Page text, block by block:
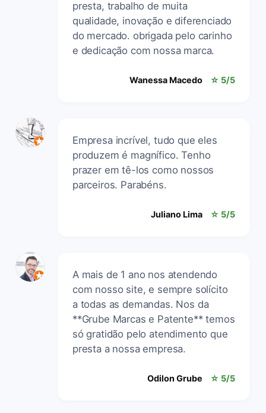
presta, trabalho de muita
qualidade, inovação e diferenciado
do mercado. obrigada pelo carinho
e dedicação com nossa marca.
Wanessa Macedo ☆ 5/5
Empresa incrível, tudo que eles
produzem é magnífico. Tenho
prazer em tê-los como nossos
parceiros. Parabéns.
Juliano Lima ☆ 5/5
A mais de 1 ano nos atendendo
com nosso site, e sempre solícito
a todas as demandas. Nos da
**Grube Marcas e Patente** temos
só gratidão pelo atendimento que
presta a nossa empresa.
Odilon Grube ☆ 5/5